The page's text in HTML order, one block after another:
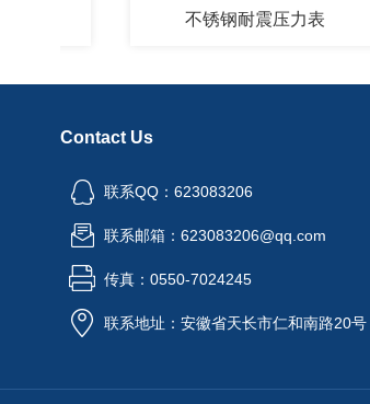
不锈钢耐震压力表
Contact Us
联系QQ：623083206
联系邮箱：623083206@qq.com
传真：0550-7024245
联系地址：安徽省天长市仁和南路20号